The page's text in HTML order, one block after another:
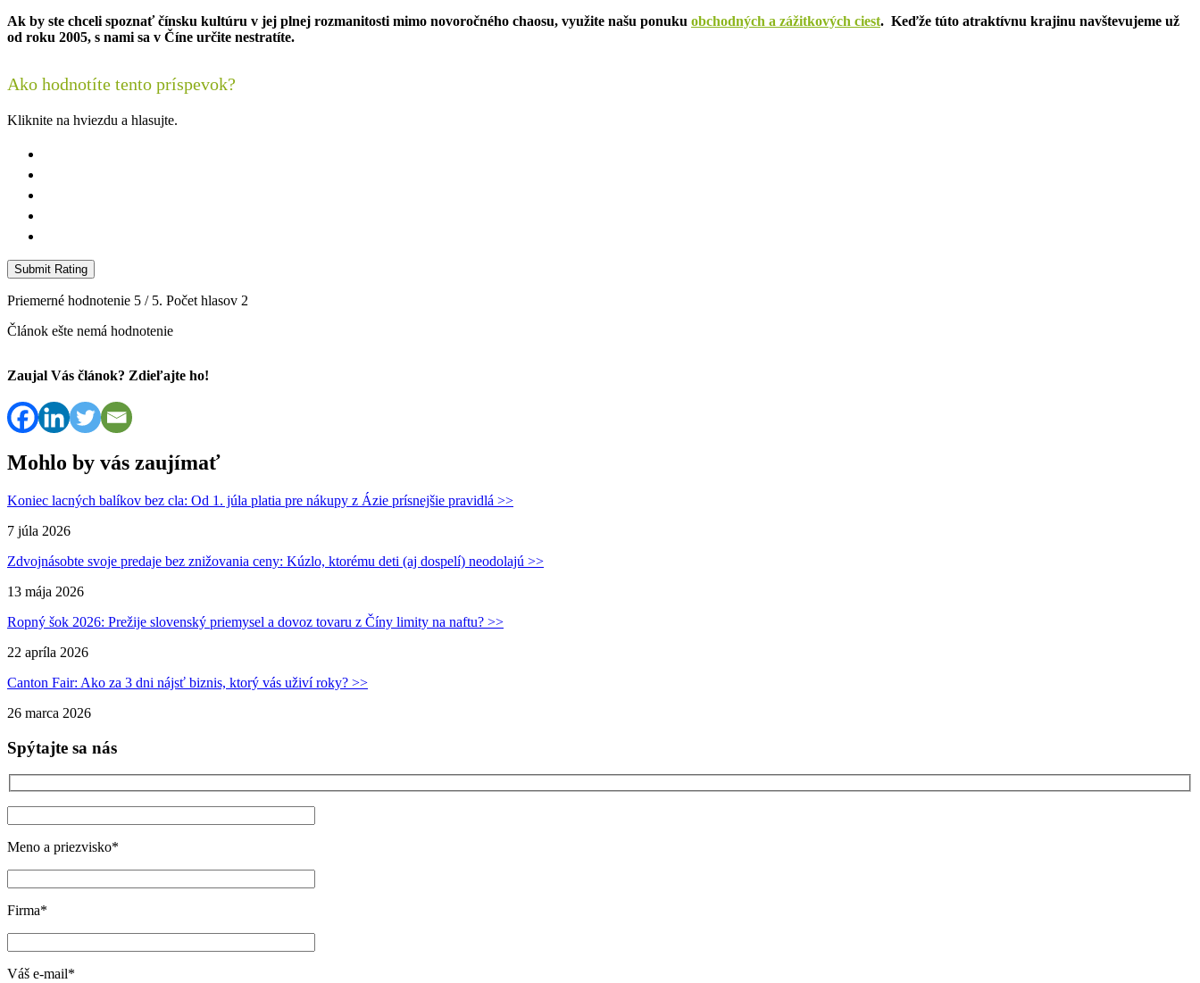
Ak by ste chceli spoznať čínsku kultúru v jej plnej rozmanitosti mimo novoročného chaosu, využite našu ponuku obchodných a zážitkových ciest. Keďže túto atraktívnu krajinu navštevujeme už
od roku 2005, s nami sa v Číne určite nestratíte.
Ako hodnotíte tento príspevok?
Kliknite na hviezdu a hlasujte.
Submit Rating
Priemerné hodnotenie 5 / 5. Počet hlasov 2
Článok ešte nemá hodnotenie
Zaujal Vás článok? Zdieľajte ho!
Mohlo by vás zaujímať
Koniec lacných balíkov bez cla: Od 1. júla platia pre nákupy z Ázie prísnejšie pravidlá >>
7 júla 2026
Zdvojnásobte svoje predaje bez znižovania ceny: Kúzlo, ktorému deti (aj dospelí) neodolajú >>
13 mája 2026
Ropný šok 2026: Prežije slovenský priemysel a dovoz tovaru z Číny limity na naftu? >>
22 apríla 2026
Canton Fair: Ako za 3 dni nájsť biznis, ktorý vás uživí roky? >>
26 marca 2026
Spýtajte sa nás
Meno a priezvisko*
Firma*
Váš e-mail*